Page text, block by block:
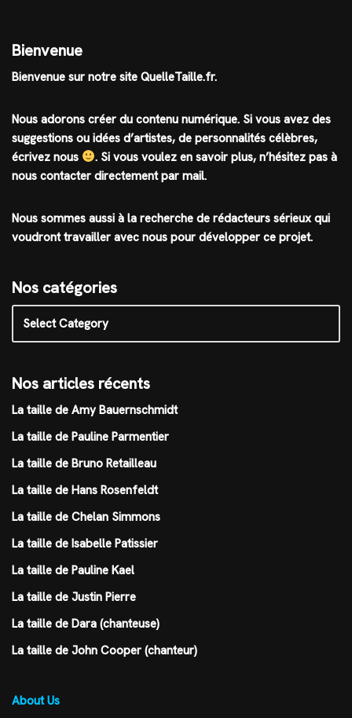
Bienvenue
Bienvenue sur notre site QuelleTaille.fr.
Nous adorons créer du contenu numérique. Si vous avez des
suggestions ou idées d’artistes, de personnalités célèbres,
écrivez nous
. Si vous voulez en savoir plus, n’hésitez pas à
nous contacter directement par mail.
Nous sommes aussi à la recherche de rédacteurs sérieux qui
voudront travailler avec nous pour développer ce projet.
Nos catégories
Nos articles récents
La taille de Amy Bauernschmidt
La taille de Pauline Parmentier
La taille de Bruno Retailleau
La taille de Hans Rosenfeldt
La taille de Chelan Simmons
La taille de Isabelle Patissier
La taille de Pauline Kael
La taille de Justin Pierre
La taille de Dara (chanteuse)
La taille de John Cooper (chanteur)
About Us